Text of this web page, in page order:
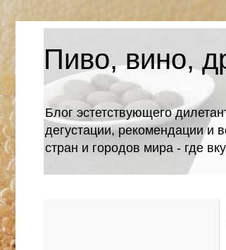
Пиво, вино,
Блог эстетствующего
дегустации, рекомендации и
стран и городов мира - где